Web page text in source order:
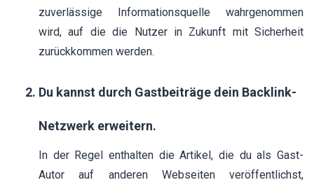
zuverlässige Informationsquelle wahrgenommen
wird, auf die die Nutzer in Zukunft mit Sicherheit
zurückkommen werden.
Du kannst durch Gastbeiträge dein Backlink-
Netzwerk erweitern.
In der Regel enthalten die Artikel, die du als Gast-
Autor auf anderen Webseiten veröffentlichst,